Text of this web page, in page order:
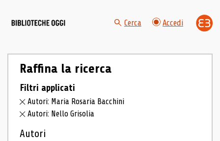
Cerca Accedi
Raffina la ricerca
Filtri applicati
Autori: Maria Rosaria Bacchini
Autori: Nello Grisolia
Autori